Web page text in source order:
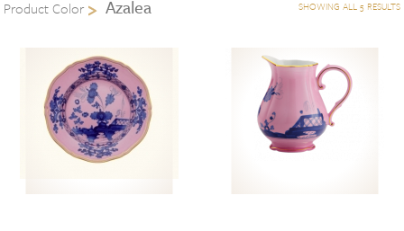
Product Color Azalea SHOWING ALL 5 RESULTS